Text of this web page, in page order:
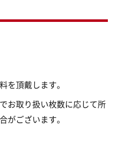
を頂戴します。
お取り扱い枚数に応じて所
がございます。